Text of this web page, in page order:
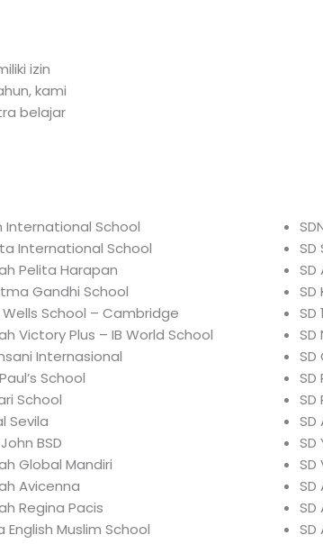
izin
kami
belajar
International School
International School
Pelita Harapan
Gandhi School
Wells School – Cambridge
Victory Plus – IB World School
Internasional
School
School
Sevila
BSD
Global Mandiri
Avicenna
Regina Pacis
English Muslim School
SD
SD
SD
SD
SD
SD
SD
SD
SD
SD
SD
SD